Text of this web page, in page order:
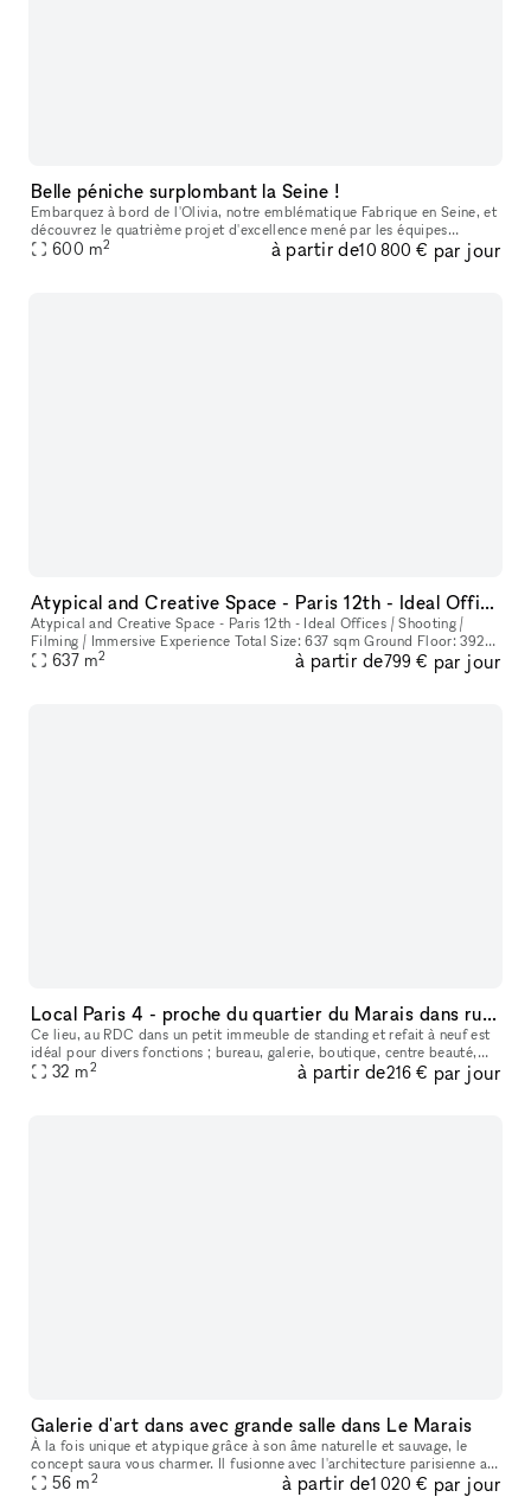
Belle péniche surplombant la Seine !
Embarquez à bord de l'Olivia, notre emblématique Fabrique en Seine, et
découvrez le quatrième projet d'excellence mené par les équipes
aguerries de la Fabrique événementielle. Notre savoir-faire et n
600 m2 à partir de10 800 € par jour
Atypical and Creative Space - Paris 12th - Ideal Offices / Shooting / Filming / Immersive Experience
Atypical and Creative Space - Paris 12th - Ideal Offices / Shooting /
Filming / Immersive Experience Total Size: 637 sqm Ground Floor: 392
sqm 1st Floor: 89 sqm Basement: 99 sqm Mezzanine: 57 sqm E
637 m2 à partir de799 € par jour
Local Paris 4 - proche du quartier du Marais dans rue calme
Ce lieu, au RDC dans un petit immeuble de standing et refait à neuf est
idéal pour divers fonctions ; bureau, galerie, boutique, centre beauté,
expositions, réunion... Sa situation géographique en fa
32 m2 à partir de216 € par jour
Galerie d'art dans avec grande salle dans Le Marais
À la fois unique et atypique grâce à son âme naturelle et sauvage, le
concept saura vous charmer. Il fusionne avec l'architecture parisienne au
cœur de Paris, dans le quartier du Marais , à quelques
56 m2 à partir de1 020 € par jour